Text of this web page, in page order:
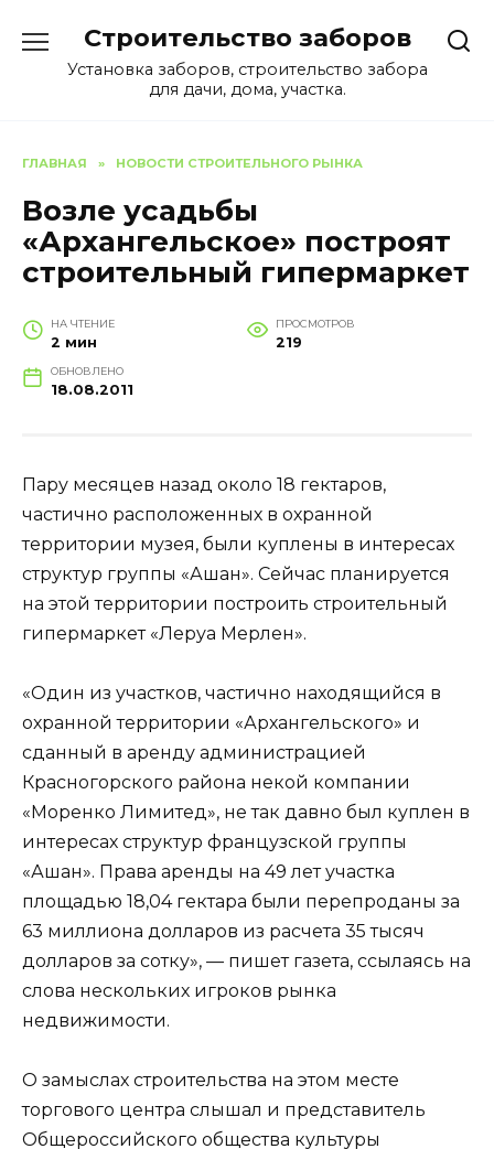
содержанию
Строительство заборов
Установка заборов, строительство забора
для дачи, дома, участка.
ГЛАВНАЯ » НОВОСТИ СТРОИТЕЛЬНОГО РЫНКА
Возле усадьбы
«Архангельское» построят
строительный гипермаркет
НА ЧТЕНИЕ
2 мин
ПРОСМОТРОВ
219
ОБНОВЛЕНО
18.08.2011
Пару месяцев назад около 18 гектаров,
частично расположенных в охранной
территории музея, были куплены в интересах
структур группы «Ашан». Сейчас планируется
на этой территории построить строительный
гипермаркет «Леруа Мерлен».
«Один из участков, частично находящийся в
охранной территории «Архангельского» и
сданный в аренду администрацией
Красногорского района некой компании
«Моренко Лимитед», не так давно был куплен в
интересах структур французской группы
«Ашан». Права аренды на 49 лет участка
площадью 18,04 гектара были перепроданы за
63 миллиона долларов из расчета 35 тысяч
долларов за сотку», — пишет газета, ссылаясь на
слова нескольких игроков рынка
недвижимости.
О замыслах строительства на этом месте
торгового центра слышал и представитель
Общероссийского общества культуры